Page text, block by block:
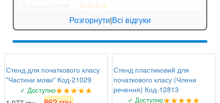
★★★★
Катерина Біла: Порадувала швидка доставка.
Замовляли кишені для стендів, все чітко,
тримають аркуші надійно.
Сергій: Ціна та якість супер!
Розгорнути|Всі відгуки
Стенд для початкового класу
"Частини мови" Код-21029
✓ Доступно★★★★★
Стенд пластиковий для
початкового класу (Члени
речення) Код-12813
✓ Доступно★★★★★